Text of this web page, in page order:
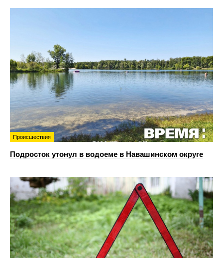
Происшествия
Подросток утонул в водоеме в Навашинском округе